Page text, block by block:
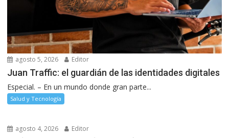
agosto 5, 2026 Editor
Juan Traffic: el guardián de las identidades digitales
Especial. – En un mundo donde gran parte...
Salud y Tecnología
agosto 4, 2026 Editor